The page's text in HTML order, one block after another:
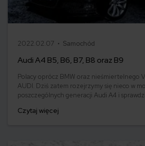
2022.02.07 • Samochód
Audi A4 B5, B6, B7, B8 oraz B9
Polacy oprócz BMW oraz nieśmiertelnego
AUDI. Dziś zatem rozejrzymy się nieco w
poszczególnych generacji Audi A4 i
Czytaj więcej